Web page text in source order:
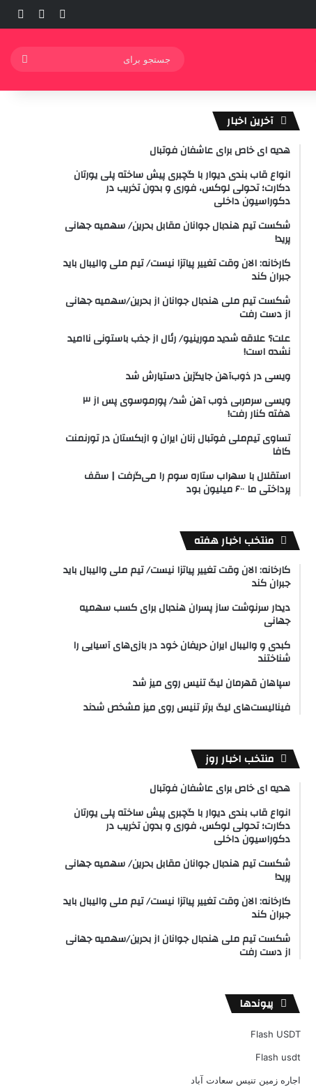
ورود نوشته
آخرین اخبار
هدیه ای خاص برای عاشفان فوتبال
انواع قاب بندی دیوار با گچبری پیش ساخته پلی یورتان
دکارت؛ تحولی لوکس، فوری و بدون تخریب در
دکوراسیون داخلی
شکست تیم هندبال جوانان مقابل بحرین/ سهمیه جهانی
پرید!
کارخانه: الان وقت تغییر پیاتزا نیست/ تیم ملی والیبال باید
جبران کند
شکست تیم ملی هندبال جوانان از بحرین/سهمیه جهانی
از دست رفت
علت؟ علاقه شدید مورینیو/ رئال از جذب باستونی ناامید
نشده است!
ویسی در ذوب‌آهن جایگزین دستیارش شد
ویسی سرمربی ذوب آهن شد/ پورموسوی پس از ۳
هفته کنار رفت!
تساوی تیم‌ملی فوتبال زنان ایران و ازبکستان در تورنمنت
کافا
استقلال با سهراب ستاره سوم را می‌گرفت | سقف
پرداختی ما ۶۰۰ میلیون بود
منتخب اخبار هفته
کارخانه: الان وقت تغییر پیاتزا نیست/ تیم ملی والیبال باید
جبران کند
دیدار سرنوشت ساز پسران هندبال برای کسب سهمیه
جهانی
کبدی و والیبال ایران حریفان خود در بازی‌های آسیایی را
شناختند
سپاهان قهرمان لیگ تنیس روی میز شد
فینالیست‌های لیگ برتر تنیس روی میز مشخص شدند
منتخب اخبار روز
هدیه ای خاص برای عاشفان فوتبال
انواع قاب بندی دیوار با گچبری پیش ساخته پلی یورتان
دکارت؛ تحولی لوکس، فوری و بدون تخریب در
دکوراسیون داخلی
شکست تیم هندبال جوانان مقابل بحرین/ سهمیه جهانی
پرید!
کارخانه: الان وقت تغییر پیاتزا نیست/ تیم ملی والیبال باید
جبران کند
شکست تیم ملی هندبال جوانان از بحرین/سهمیه جهانی
از دست رفت
پیوندها
Flash USDT
Flash usdt
اجاره زمین تنیس سعادت آباد